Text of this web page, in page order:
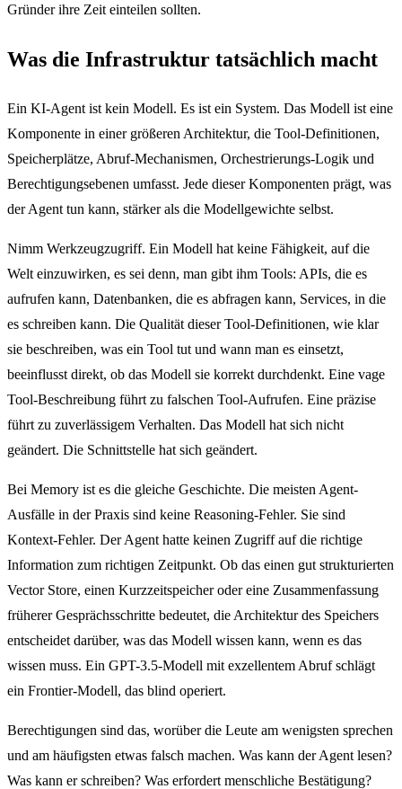
Gründer ihre Zeit einteilen sollten.
Was die Infrastruktur tatsächlich macht
Ein KI-Agent ist kein Modell. Es ist ein System. Das Modell ist eine
Komponente in einer größeren Architektur, die Tool-Definitionen,
Speicherplätze, Abruf-Mechanismen, Orchestrierungs-Logik und
Berechtigungsebenen umfasst. Jede dieser Komponenten prägt, was
der Agent tun kann, stärker als die Modellgewichte selbst.
Nimm Werkzeugzugriff. Ein Modell hat keine Fähigkeit, auf die
Welt einzuwirken, es sei denn, man gibt ihm Tools: APIs, die es
aufrufen kann, Datenbanken, die es abfragen kann, Services, in die
es schreiben kann. Die Qualität dieser Tool-Definitionen, wie klar
sie beschreiben, was ein Tool tut und wann man es einsetzt,
beeinflusst direkt, ob das Modell sie korrekt durchdenkt. Eine vage
Tool-Beschreibung führt zu falschen Tool-Aufrufen. Eine präzise
führt zu zuverlässigem Verhalten. Das Modell hat sich nicht
geändert. Die Schnittstelle hat sich geändert.
Bei Memory ist es die gleiche Geschichte. Die meisten Agent-
Ausfälle in der Praxis sind keine Reasoning-Fehler. Sie sind
Kontext-Fehler. Der Agent hatte keinen Zugriff auf die richtige
Information zum richtigen Zeitpunkt. Ob das einen gut strukturierten
Vector Store, einen Kurzzeitspeicher oder eine Zusammenfassung
früherer Gesprächsschritte bedeutet, die Architektur des Speichers
entscheidet darüber, was das Modell wissen kann, wenn es das
wissen muss. Ein GPT-3.5-Modell mit exzellentem Abruf schlägt
ein Frontier-Modell, das blind operiert.
Berechtigungen sind das, worüber die Leute am wenigsten sprechen
und am häufigsten etwas falsch machen. Was kann der Agent lesen?
Was kann er schreiben? Was erfordert menschliche Bestätigung?